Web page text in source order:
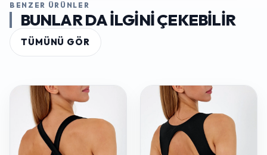
BENZER ÜRÜNLER
BUNLAR DA ILGINI ÇEKEBILIR
TÜMÜNÜ GÖR